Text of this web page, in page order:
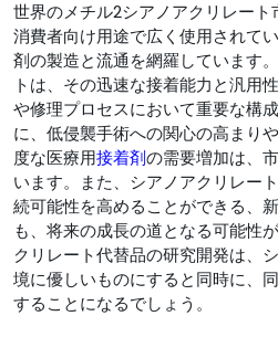
世界のメチル2シアノアクリレート
消費者向け用途で広く使用されて
剤の製造と流通を網羅しています
トは、その迅速な接着能力と汎用
や修理プロセスにおいて重要な構
に、低侵襲手術への関心の高まり
度な医療用接着剤の需要増加は、
います。また、シアノアクリレー
続可能性を高めることができる、
も、将来の成長の道となる可能性
クリレート代替品の研究開発は、
境に優しいものにすると同時に、
することになるでしょう。